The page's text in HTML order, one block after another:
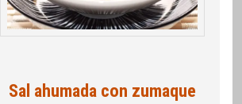
Sal ahumada con zumaque